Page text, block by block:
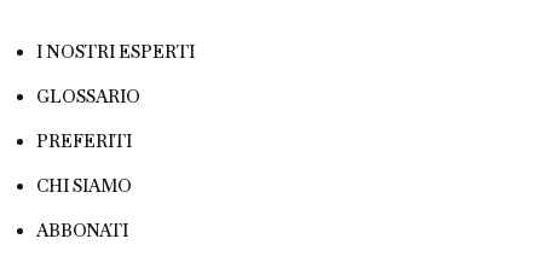
I NOSTRI ESPERTI
GLOSSARIO
PREFERITI
CHI SIAMO
ABBONATI